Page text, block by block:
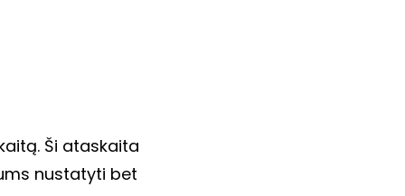
Ši ataskaita
nustatyti bet